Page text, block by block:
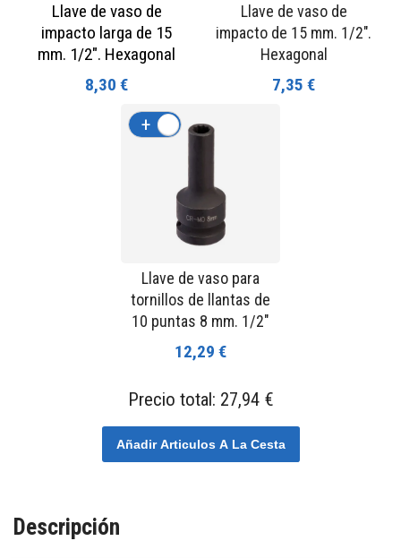
Llave de vaso de
impacto larga de 15
mm. 1/2". Hexagonal
8,30 €
Llave de vaso de
impacto de 15 mm. 1/2".
Hexagonal
7,35 €
Llave de vaso para
tornillos de llantas de
10 puntas 8 mm. 1/2"
12,29 €
+ -
Precio total: 27,94 €
Añadir Articulos A La Cesta
Descripción